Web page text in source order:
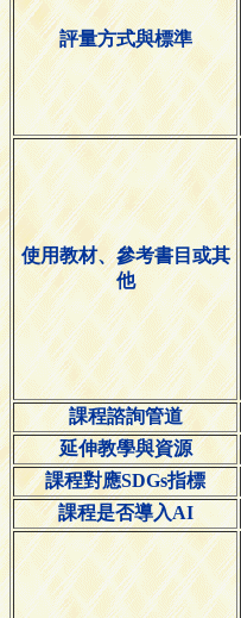
評量方式與標準
使用教材、參考書目或其
他
課程諮詢管道
延伸教學與資源
課程對應SDGs指標
課程是否導入AI